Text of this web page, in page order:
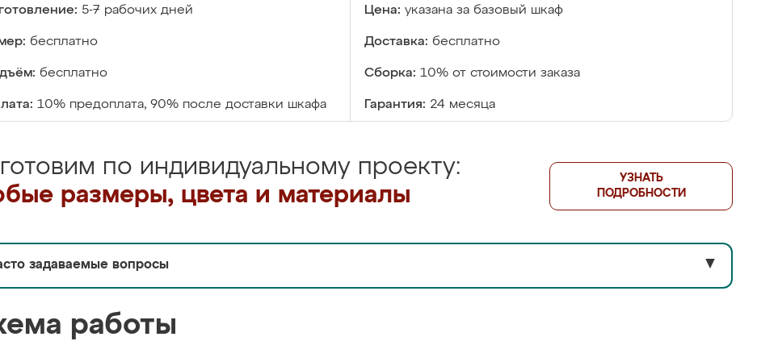
5-7 рабочих дней Цена: указана за базовый шкаф
бесплатно Доставка: бесплатно
бесплатно Сборка: 10% от стоимости заказа
10% предоплата, 90% после доставки шкафа Гарантия: 24 месяца
по индивидуальному проекту:
размеры, цвета и материалы
УЗНАТЬ
ПОДРОБНОСТИ
задаваемые вопросы ▼
работы